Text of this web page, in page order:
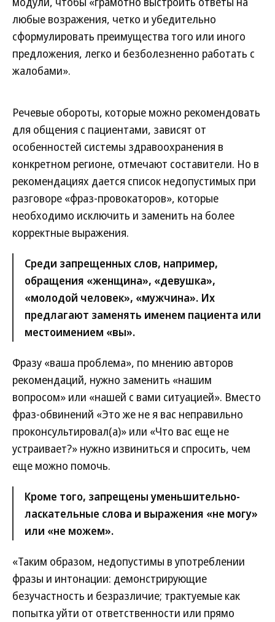
любые возражения, четко и убедительно
сформулировать преимущества того или иного
предложения, легко и безболезненно работать с
жалобами».
Речевые обороты, которые можно рекомендовать
для общения с пациентами, зависят от
особенностей системы здравоохранения в
конкретном регионе, отмечают составители. Но в
рекомендациях дается список недопустимых при
разговоре «фраз-провокаторов», которые
необходимо исключить и заменить на более
корректные выражения.
Среди запрещенных слов, например,
обращения «женщина», «девушка»,
«молодой человек», «мужчина». Их
предлагают заменять именем пациента или
местоимением «вы».
Фразу «ваша проблема», по мнению авторов
рекомендаций, нужно заменить «нашим
вопросом» или «нашей с вами ситуацией». Вместо
фраз-обвинений «Это же не я вас неправильно
проконсультировал(а)» или «Что вас еще не
устраивает?» нужно извиниться и спросить, чем
еще можно помочь.
Кроме того, запрещены уменьшительно-
ласкательные слова и выражения «не могу»
или «не можем».
«Таким образом, недопустимы в употреблении
фразы и интонации: демонстрирующие
безучастность и безразличие; трактуемые как
попытка уйти от ответственности или прямо